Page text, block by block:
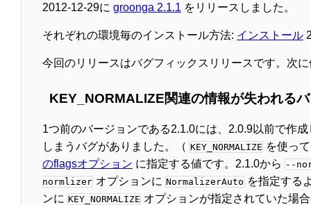
2012-12-29に groonga 2.1.1 をリリースしました。
それぞれの環境毎のインストール方法: インストール
今回のリリースはバグフィックスリリースです。次
KEY_NORMALIZE関連の情報が失われる
1つ前のバージョンである2.1.0には、2.0.9以前で作
しまうバグがありました。（ KEY_NORMALIZE を使っ
のflagsオプション に指定する値です。2.1.0から --
normlizer オプションに NormalizerAuto を指定する
ンに KEY_NORMALIZE オプションが指定されていた場